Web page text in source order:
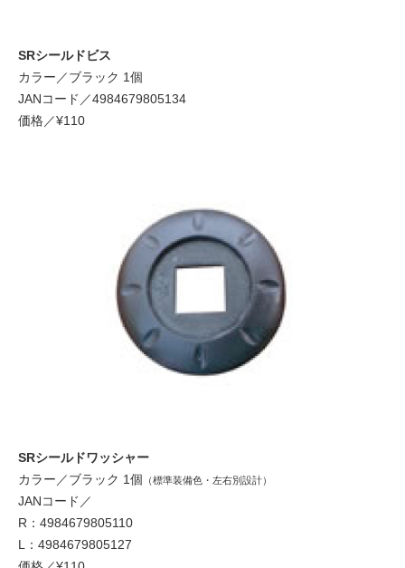
SRシールドビス
カラー／ブラック 1個
JANコード／4984679805134
価格／¥110
SRシールドワッシャー
カラー／ブラック 1個
（標準装備色・左右別設計）
JANコード／
R：4984679805110
L：4984679805127